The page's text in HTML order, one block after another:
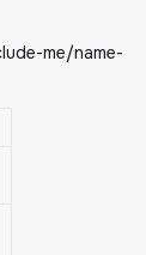
me/name-